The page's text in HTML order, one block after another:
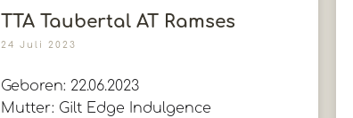
TTA Taubertal AT Ramses
24 Juli 2023
Geboren: 22.06.2023
Mutter: Gilt Edge Indulgence